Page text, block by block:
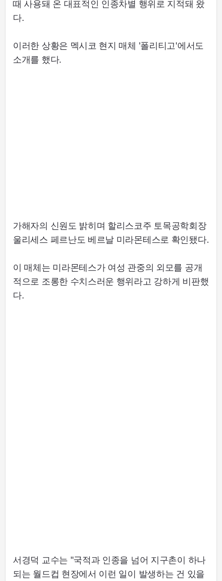
때 사용돼 온 대표적인 인종차별 행위로 지적돼 왔
다.
이러한 상황은 멕시코 현지 매체 '폴리티고'에서도
소개를 했다.
가해자의 신원도 밝히며 할리스코주 토목공학회장
울리세스 페르난도 베르날 미라몬테스로 확인됐다.
이 매체는 미라몬테스가 여성 관중의 외모를 공개
적으로 조롱한 수치스러운 행위라고 강하게 비판했
다.
서경덕 교수는 "국적과 인종을 넘어 지구촌이 하나
되는 월드컵 현장에서 이런 일이 발생하는 건 있을